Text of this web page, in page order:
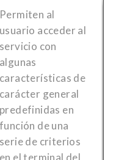
Permiten al
usuario acceder al
servicio con
algunas
características de
carácter general
predefinidas en
función de una
serie de criterios
en el terminal del